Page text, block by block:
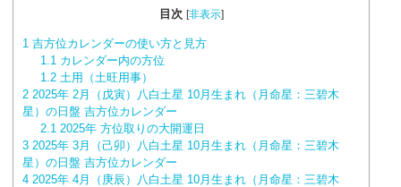
目次 [非表示]
1 吉方位カレンダーの使い方と見方
1.1 カレンダー内の方位
1.2 土用（土旺用事）
2 2025年 2月（戊寅）八白土星 10月生まれ（月命星：三碧木
星）の日盤 吉方位カレンダー
2.1 2025年 方位取りの大開運日
3 2025年 3月（己卯）八白土星 10月生まれ（月命星：三碧木
星）の日盤 吉方位カレンダー
4 2025年 4月（庚辰）八白土星 10月生まれ（月命星：三碧木